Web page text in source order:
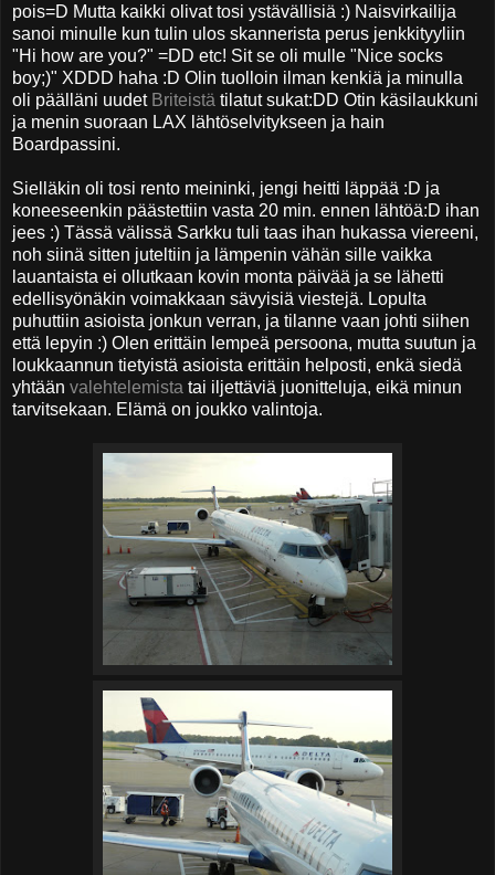
pois=D Mutta kaikki olivat tosi ystävällisiä :) Naisvirkailija
sanoi minulle kun tulin ulos skannerista perus jenkkityyliin
"Hi how are you?" =DD etc! Sit se oli mulle "Nice socks
boy;)" XDDD haha :D Olin tuolloin ilman kenkiä ja minulla
oli päälläni uudet Briteistä tilatut sukat:DD Otin käsilaukkuni
ja menin suoraan LAX lähtöselvitykseen ja hain
Boardpassini.
Sielläkin oli tosi rento meininki, jengi heitti läppää :D ja
koneeseenkin päästettiin vasta 20 min. ennen lähtöä:D ihan
jees :) Tässä välissä Sarkku tuli taas ihan hukassa viereeni,
noh siinä sitten juteltiin ja lämpenin vähän sille vaikka
lauantaista ei ollutkaan kovin monta päivää ja se lähetti
edellisyönäkin voimakkaan sävyisiä viestejä. Lopulta
puhuttiin asioista jonkun verran, ja tilanne vaan johti siihen
että lepyin :) Olen erittäin lempeä persoona, mutta suutun ja
loukkaannun tietyistä asioista erittäin helposti, enkä siedä
yhtään valehtelemista tai iljettäviä juonitteluja, eikä minun
tarvitsekaan. Elämä on joukko valintoja.